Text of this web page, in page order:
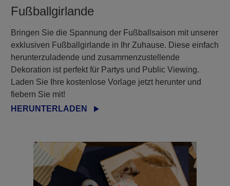
Fußballgirlande
Bringen Sie die Spannung der Fußballsaison mit unserer
exklusiven Fußballgirlande in Ihr Zuhause. Diese einfach
herunterzuladende und zusammenzustellende
Dekoration ist perfekt für Partys und Public Viewing.
Laden Sie Ihre kostenlose Vorlage jetzt herunter und
fiebern Sie mit!
HERUNTERLADEN